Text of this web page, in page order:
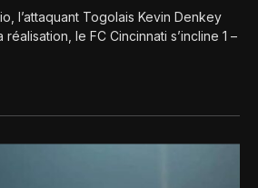
l’attaquant Togolais Kevin Denkey
réalisation, le FC Cincinnati s’incline 1 –